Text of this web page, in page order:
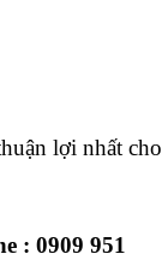
lợi nhất cho
: 0909 951